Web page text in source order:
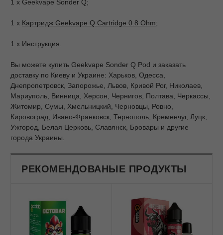
1 х Geekvape Sonder Q;
1 x Картридж Geekvape Q Cartridge 0.8 Ohm;
1 x Инструкция.
Вы можете купить Geekvape Sonder Q Pod и заказать
доставку по Киеву и Украине: Харьков, Одесса,
Днепропетровск, Запорожье, Львов, Кривой Рог, Николаев,
Мариуполь, Винница, Херсон, Чернигов, Полтава, Черкассы,
Житомир, Сумы, Хмельницкий, Черновцы, Ровно,
Кировоград, Ивано-Франковск, Тернополь, Кременчуг, Луцк,
Ужгород, Белая Церковь, Славянск, Бровары и другие
города Украины.
РЕКОМЕНДОВАНЫЕ ПРОДУКТЫ